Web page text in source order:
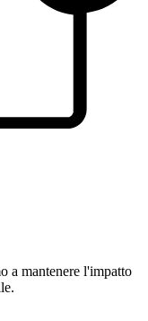
a mantenere l'impatto